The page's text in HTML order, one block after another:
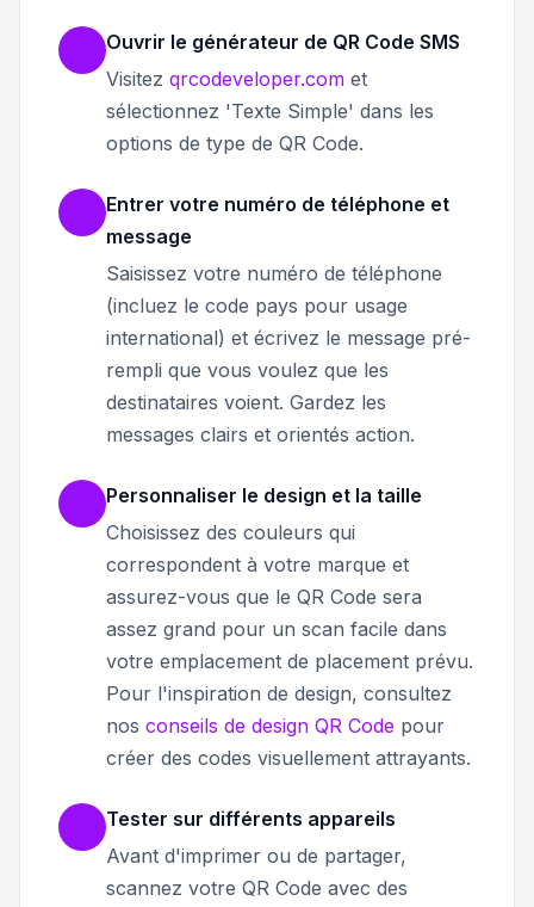
Ouvrir le générateur de QR Code SMS
Visitez qrcodeveloper.com et
sélectionnez 'Texte Simple' dans les
options de type de QR Code.
Entrer votre numéro de téléphone et
message
Saisissez votre numéro de téléphone
(incluez le code pays pour usage
international) et écrivez le message pré-
rempli que vous voulez que les
destinataires voient. Gardez les
messages clairs et orientés action.
Personnaliser le design et la taille
Choisissez des couleurs qui
correspondent à votre marque et
assurez-vous que le QR Code sera
assez grand pour un scan facile dans
votre emplacement de placement prévu.
Pour l'inspiration de design, consultez
nos conseils de design QR Code pour
créer des codes visuellement attrayants.
Tester sur différents appareils
Avant d'imprimer ou de partager,
scannez votre QR Code avec des